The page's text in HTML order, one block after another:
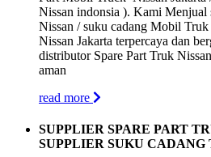
Nissan indonsia ). Kami
Nissan / suku cadang Mobil
Nissan Jakarta terpercaya dan
distributor Spare Part Truk
aman
read more
SUPPLIER SPARE PART
SUPPLIER SUKU CADANG